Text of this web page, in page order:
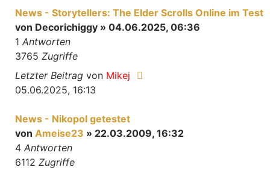
News - Storytellers: The Elder Scrolls Online im Test
von Decorichiggy » 04.06.2025, 06:36
1 Antworten
3765 Zugriffe
Letzter Beitrag von Mikej
05.06.2025, 16:13
News - Nikopol getestet
von Ameise23 » 22.03.2009, 16:32
4 Antworten
6112 Zugriffe